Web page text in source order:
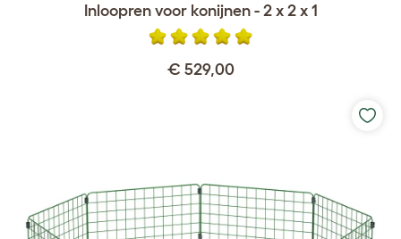
Inloopren voor konijnen - 2 x 2 x 1
€ 529,00